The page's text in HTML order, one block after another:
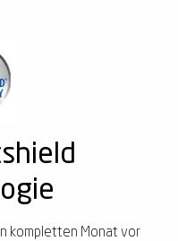
kompletten Monat vor